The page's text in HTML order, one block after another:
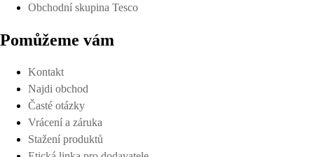
Obchodní skupina Tesco
Pomůžeme vám
Kontakt
Najdi obchod
Časté otázky
Vrácení a záruka
Stažení produktů